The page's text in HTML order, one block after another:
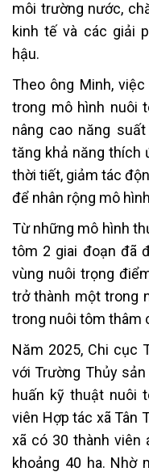
môi trường nước,
kinh tế và các giải
hậu.
Theo ông Minh,
trong mô hình nuôi
nâng cao năng
tăng khả năng thích
thời tiết, giảm tác
để nhân rộng mô
Từ những mô hình
tôm 2 giai đoạn đã
vùng nuôi trọng
trở thành một trong
trong nuôi tôm thâm
Năm 2025, Chi cục
với Trường Thủy
huấn kỹ thuật nuôi
viên Hợp tác xã Tân
xã có 30 thành viên
khoảng 40 ha. Nhờ